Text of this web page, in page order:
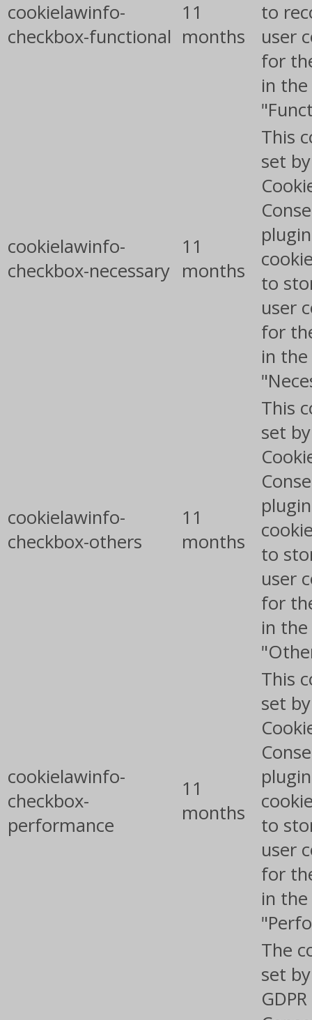
cookielawinfo-
checkbox-functional
11
months
to
user
for
in
cookielawinfo-
checkbox-necessary
11
months
This
set
to
user
for
in
cookielawinfo-
checkbox-others
11
months
This
set
to
user
for
in
cookielawinfo-
checkbox-
performance
11
months
This
set
to
user
for
in
The
set